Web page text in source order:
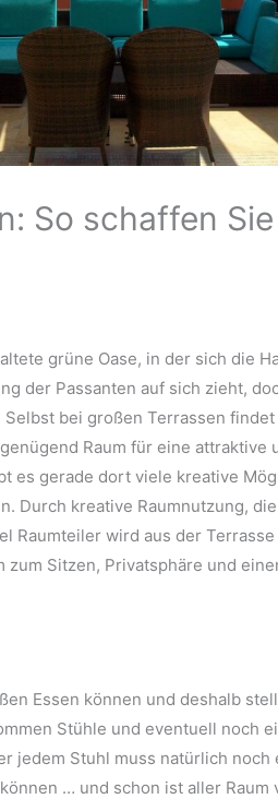
So schaffen
grüne Oase, in der sich die
der Passanten auf sich zieht,
bei großen Terrassen
Raum für eine attraktive
es gerade dort viele kreative
Durch kreative Raumnutzung,
Raumteiler wird aus der
zum Sitzen, Privatsphäre und
Essen können und deshalb
Stühle und eventuell noch
jedem Stuhl muss natürlich noch
… und schon ist aller Raum